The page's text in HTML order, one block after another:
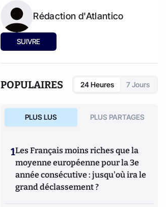
Rédaction d'Atlantico
SUIVRE
POPULAIRES 24 Heures 7 Jours
PLUS LUS PLUS PARTAGES
1Les Français moins riches que la
moyenne européenne pour la 3e
année consécutive : jusqu'où ira le
grand déclassement ?